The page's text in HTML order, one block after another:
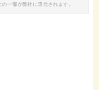
一部が弊社に還元されます。